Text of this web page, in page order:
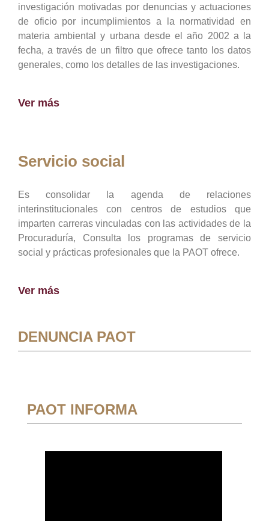
investigación motivadas por denuncias y actuaciones
de oficio por incumplimientos a la normatividad en
materia ambiental y urbana desde el año 2002 a la
fecha, a través de un filtro que ofrece tanto los datos
generales, como los detalles de las investigaciones.
Ver más
Servicio social
Es consolidar la agenda de relaciones
interinstitucionales con centros de estudios que
imparten carreras vinculadas con las actividades de la
Procuraduría, Consulta los programas de servicio
social y prácticas profesionales que la PAOT ofrece.
Ver más
DENUNCIA PAOT
PAOT INFORMA